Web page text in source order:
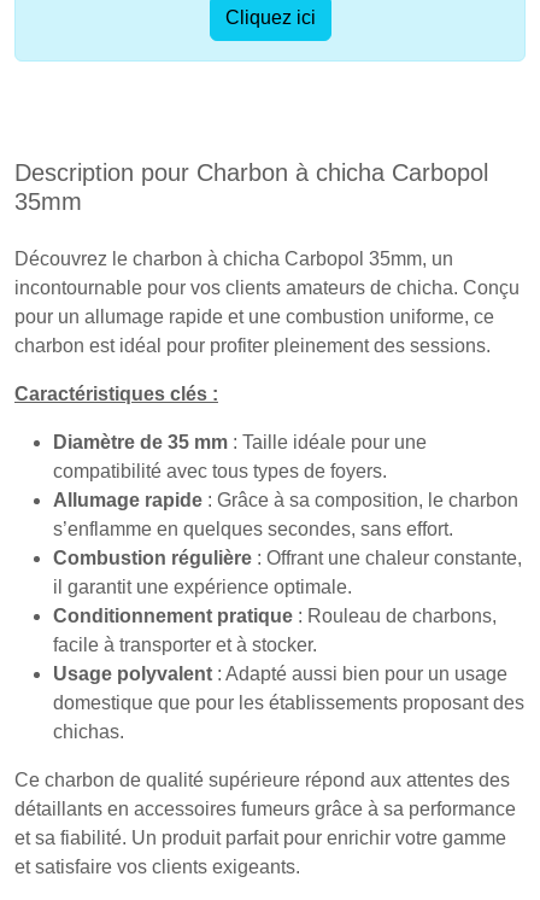
Cliquez ici
Description pour Charbon à chicha Carbopol
35mm
Découvrez le charbon à chicha Carbopol 35mm, un
incontournable pour vos clients amateurs de chicha. Conçu
pour un allumage rapide et une combustion uniforme, ce
charbon est idéal pour profiter pleinement des sessions.
Caractéristiques clés :
Diamètre de 35 mm : Taille idéale pour une
compatibilité avec tous types de foyers.
Allumage rapide : Grâce à sa composition, le charbon
s’enflamme en quelques secondes, sans effort.
Combustion régulière : Offrant une chaleur constante,
il garantit une expérience optimale.
Conditionnement pratique : Rouleau de charbons,
facile à transporter et à stocker.
Usage polyvalent : Adapté aussi bien pour un usage
domestique que pour les établissements proposant des
chichas.
Ce charbon de qualité supérieure répond aux attentes des
détaillants en accessoires fumeurs grâce à sa performance
et sa fiabilité. Un produit parfait pour enrichir votre gamme
et satisfaire vos clients exigeants.